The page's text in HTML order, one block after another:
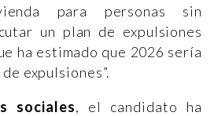
para personas sin
un plan de expulsiones
ha estimado que 2026 sería
expulsiones”.
sociales, el candidato ha